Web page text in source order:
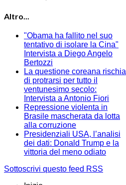
Altro...
"Obama ha fallito nel suo
tentativo di isolare la Cina"
Intervista a Diego Angelo
Bertozzi
La questione coreana rischia
di protrarsi per tutto il
ventunesimo secolo:
Intervista a Antonio Fiori
Repressione violenta in
Brasile mascherata da lotta
alla corruzione
Presidenziali USA, l’analisi
dei dati: Donald Trump e la
vittoria del meno odiato
Sottoscrivi questo feed RSS